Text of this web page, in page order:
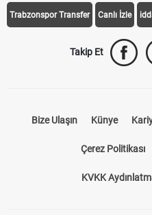
Trabzonspor Transfer Canlı İzle
Takip Et
Bize Ulaşın Künye
Çerez Politikası
KVKK